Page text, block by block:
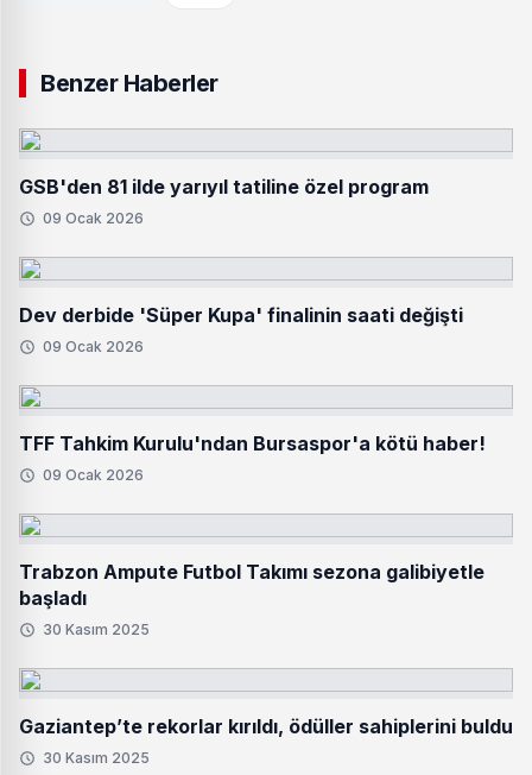
Benzer Haberler
GSB'den 81 ilde yarıyıl tatiline özel program
09 Ocak 2026
Dev derbide 'Süper Kupa' finalinin saati değişti
09 Ocak 2026
TFF Tahkim Kurulu'ndan Bursaspor'a kötü haber!
09 Ocak 2026
Trabzon Ampute Futbol Takımı sezona galibiyetle
başladı
30 Kasım 2025
Gaziantep’te rekorlar kırıldı, ödüller sahiplerini buldu
30 Kasım 2025